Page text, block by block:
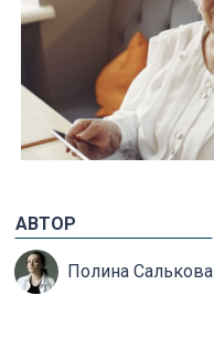
АВТОР
Полина Салькова